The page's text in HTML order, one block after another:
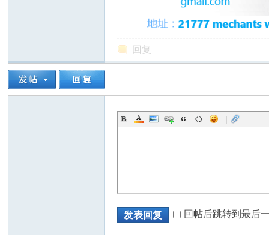
人
回复
|
发表回复 回帖后跳转到最后